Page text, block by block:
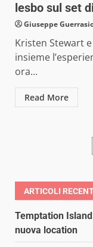
lesbo sul set
Giuseppe
Kristen Stewart
insieme
ora...
Read More
ARTICOLI
Temptation
nuova location